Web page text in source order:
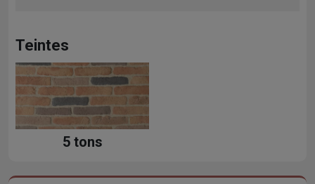
Teintes
5 tons